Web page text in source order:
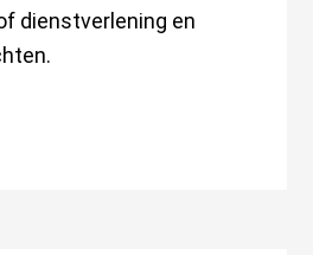
dienstverlening en